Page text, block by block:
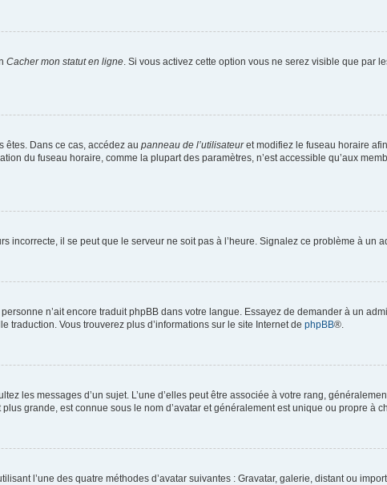
Cacher mon statut en ligne. Si vous activez cette option vous ne serez visible que par
êtes. Dans ce cas, accédez au panneau de l’utilisateuret modifiez le fuseau horaire
du fuseau horaire, comme la plupart des paramètres, n’est accessible qu’aux
incorrecte, il se peut que le serveur ne soit pas à l’heure. Signalez ce problème à un
n’ait encore traduit phpBB dans votre langue. Essayez de demander à un
traduction. Vous trouverez plus d’informations sur le site Internet de phpBB®.
les messages d’un sujet. L’une d’elles peut être associée à votre rang,
grande, est connue sous le nom d’avatar et généralement est unique ou propre à
l’une des quatre méthodes d’avatar suivantes : Gravatar, galerie, distant ou